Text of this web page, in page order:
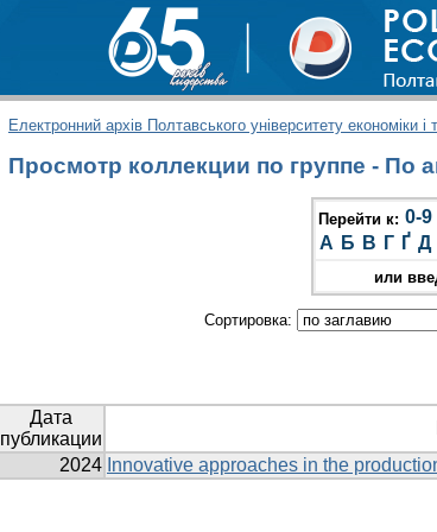
Електронний архів Полтавського університету економіки і
Просмотр коллекции по группе - По
Перейти к: 0-9
А Б В Г Ґ Д
или
Сортировка:
Дата
публикации
2024 Innovative approaches in the